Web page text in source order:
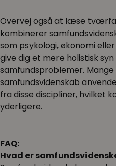
Overvej også at læse
kombinerer
som psykologi, økonomi
give dig et mere holistisk
samfundsproblemer.
samfundsvidenskab
fra disse discipliner, hvilket
yderligere.
FAQ:
Hvad er